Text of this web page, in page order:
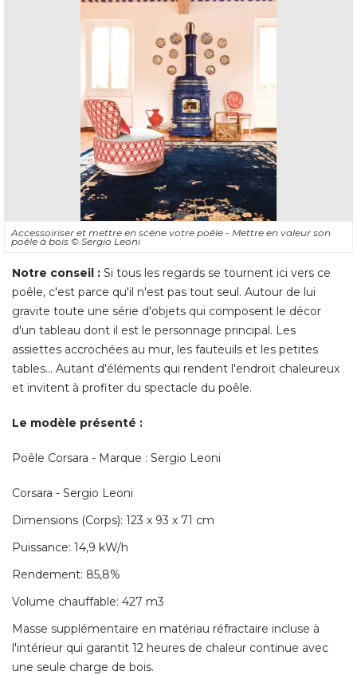
Accessoiriser et mettre en scène votre poêle - Mettre en valeur son
poêle à bois © Sergio Leoni
Notre conseil : Si tous les regards se tournent ici vers ce
poêle, c'est parce qu'il n'est pas tout seul. Autour de lui
gravite toute une série d'objets qui composent le décor
d'un tableau dont il est le personnage principal. Les
assiettes accrochées au mur, les fauteuils et les petites
tables... Autant d'éléments qui rendent l'endroit chaleureux
et invitent à profiter du spectacle du poêle.
Le modèle présenté :
Poêle Corsara - Marque : Sergio Leoni
Corsara - Sergio Leoni
Dimensions (Corps): 123 x 93 x 71 cm
Puissance: 14,9 kW/h
Rendement: 85,8%
Volume chauffable: 427 m3
Masse supplémentaire en matériau réfractaire incluse à
l'intérieur qui garantit 12 heures de chaleur continue avec
une seule charge de bois.